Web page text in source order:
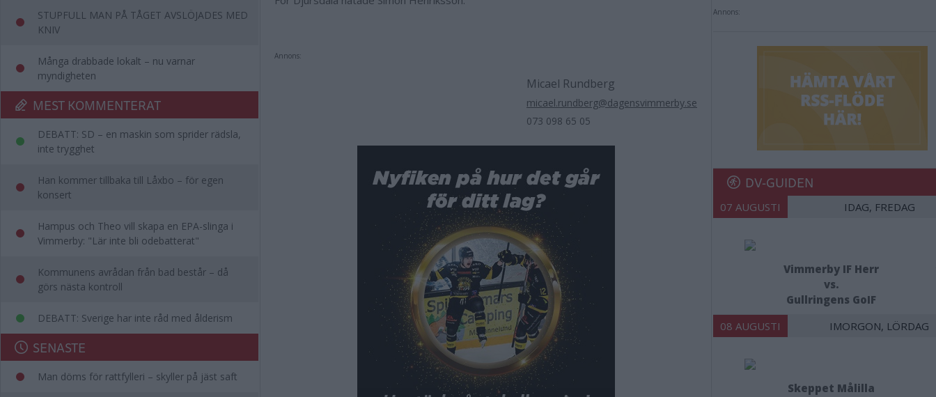
STUPFULL MAN PÅ TÅGET AVSLÖJADES MED
KNIV
Många drabbade lokalt – nu varnar
myndigheten
MEST KOMMENTERAT
DEBATT: SD – en maskin som sprider rädsla,
inte trygghet
Han kommer tillbaka till Låxbo – för egen
konsert
Hampus och Theo vill skapa en EPA-slinga i
Vimmerby: "Lär inte bli odebatterat"
Kommunens avrådan från bad består – då
görs nästa kontroll
DEBATT: Sverige har inte råd med ålderism
SENASTE
Man döms för rattfylleri – skyller på jäst saft
Annons:
Micael Rundberg
micael.rundberg@dagensvimmerby.se
073 098 65 05
Annons:
DV-GUIDEN
07 AUGUSTI IDAG, FREDAG
Vimmerby IF Herr
vs.
Gullringens GoIF
08 AUGUSTI IMORGON, LÖRDAG
Skeppet Målilla